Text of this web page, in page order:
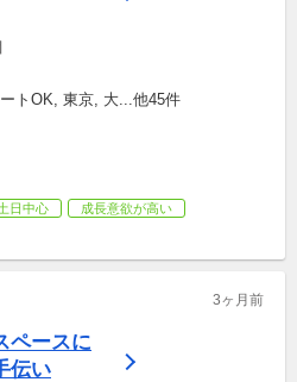
トOK, 東京, 大...他45件
日中心
成長意欲が高い
3ヶ月前
ペースに
伝い